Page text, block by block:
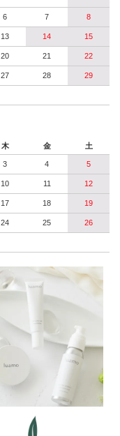
6 7 8
13 14 15
20 21 22
27 28 29
木 金 土
3 4 5
10 11 12
17 18 19
24 25 26